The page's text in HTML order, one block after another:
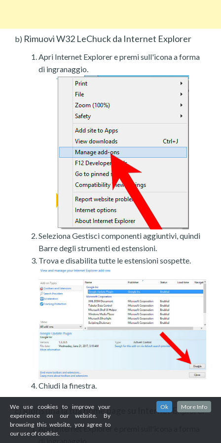
b) Rimuovi W32 LeChuck da Internet Explorer
Apri Internet Explorer e premi sull'icona a forma
di ingranaggio.
Seleziona Gestisci componenti aggiuntivi, quindi
Barre degli strumenti ed estensioni.
Trova e disabilita tutte le estensioni sospette.
Chiudi la finestra.
c) Ripristina la tua home page su Internet Explorer
Apri Internet Explorer e premi sull'icona a forma
We use cookies to improve your
experience on our website. By
browsing this website, you agree to
our use of cookies.
Ok More Info